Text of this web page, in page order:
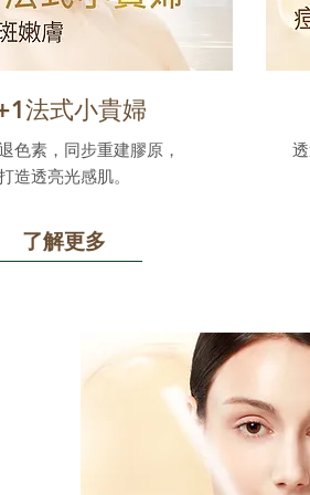
法式小貴婦
色素，同步重建膠原，
造透亮光感肌。
了解更多